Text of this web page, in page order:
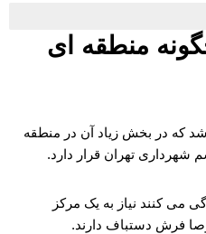
منطقه ای
که در بخش زیاد آن در منطقه
تهران قرار دارد.
می کنند نیاز به یک مرکز
فرش دستباف دارند.